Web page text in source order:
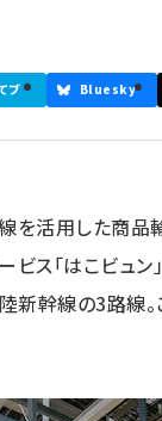
ブ Bluesky
を活用した商
ス「はこビュン
新幹線の3路線。